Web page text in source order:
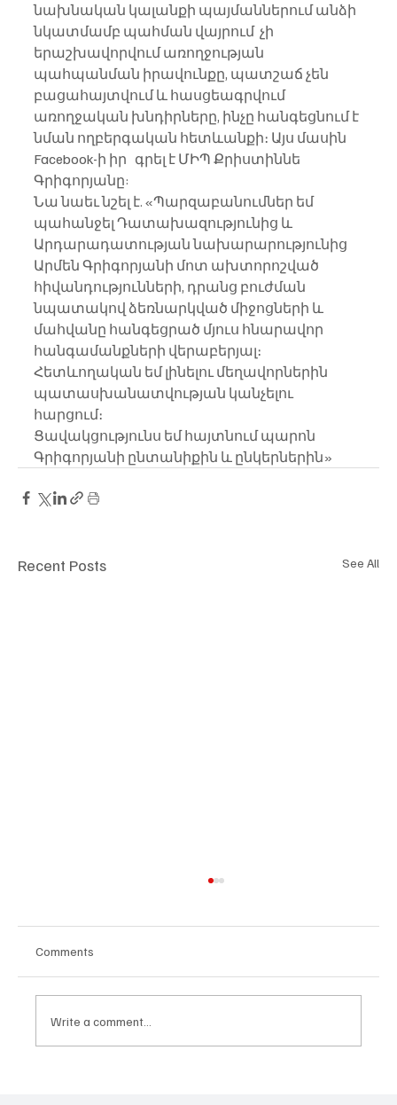
նախնական կալանքի պայմաններում անձի
նկատմամբ պահման վայրում  չի
երաշխավորվում առողջության
պահպանման իրավունքը, պատշաճ չեն
բացահայտվում և հասցեագրվում
առողջական խնդիրները, ինչը հանգեցնում է
նման ողբերգական հետևանքի։ Այս մասին
Facebook-ի իր   գրել է ՄԻՊ Քրիստիննե
Գրիգորյանը:
Նա նաեւ նշել է. «Պարզաբանումներ եմ
պահանջել Դատախազությունից և
Արդարադատության նախարարությունից
Արմեն Գրիգորյանի մոտ ախտորոշված
հիվանդությունների, դրանց բուժման
նպատակով ձեռնարկված միջոցների և
մահվանը հանգեցրած մյուս հնարավոր
հանգամանքների վերաբերյալ։
Հետևողական եմ լինելու մեղավորներին
պատասխանատվության կանչելու
հարցում։
Ցավակցությունս եմ հայտնում պարոն
Գրիգորյանի ընտանիքին և ընկերներին»
Recent Posts See All
Comments
Write a comment...